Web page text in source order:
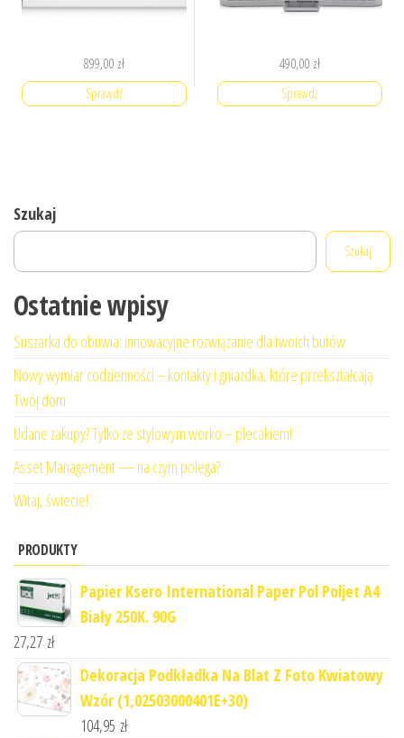
899,00 zł
Sprawdź
490,00 zł
Sprawdź
Szukaj
Szukaj
Ostatnie wpisy
Suszarka do obuwia: innowacyjne rozwiązanie dla twoich butów
Nowy wymiar codzienności – kontakty i gniazdka, które przekształcają
Twój dom
Udane zakupy? Tylko ze stylowym worko – plecakiem!
Asset Management — na czym polega?
Witaj, świecie!
PRODUKTY
Papier Ksero International Paper Pol Poljet A4
Biały 250K. 90G
27,27 zł
Dekoracja Podkładka Na Blat Z Foto Kwiatowy
Wzór (1,02503000401E+30)
104,95 zł